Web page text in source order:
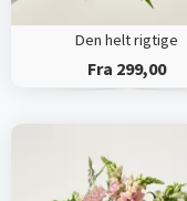
Den helt rigtige
Fra 299,00